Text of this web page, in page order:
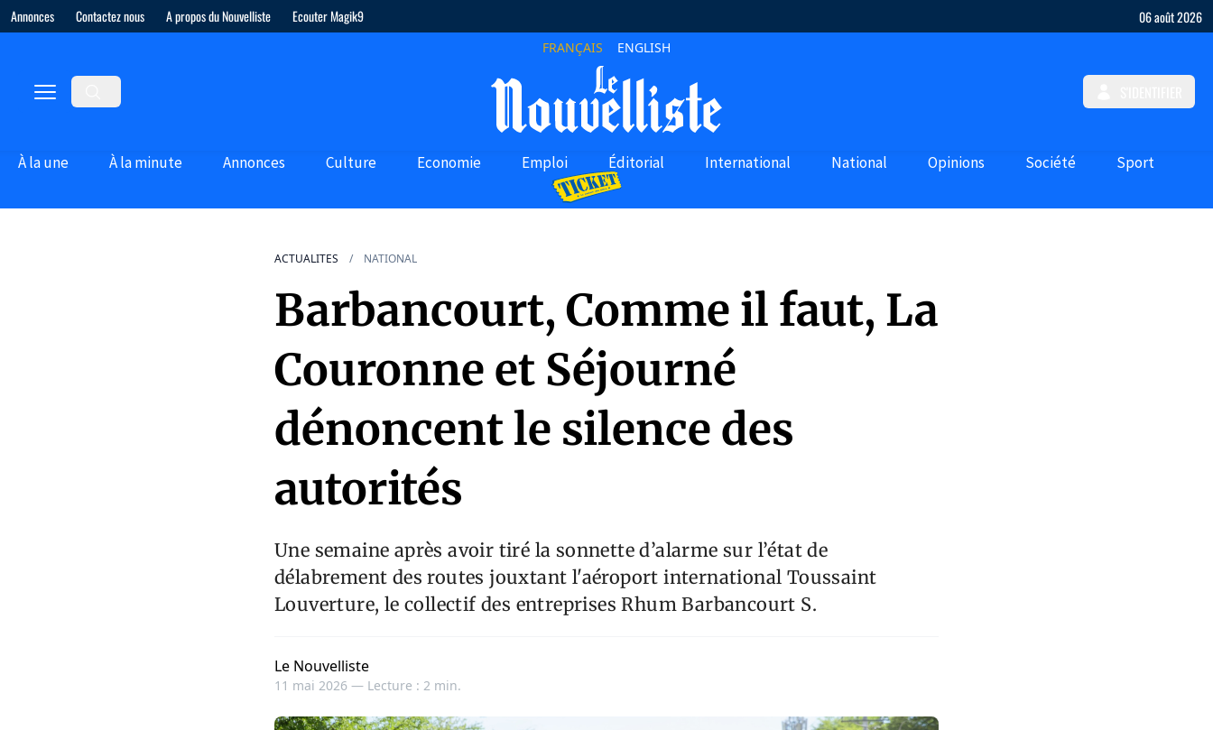
Annonces Contactez nous A propos du Nouvelliste Ecouter Magik9 06 août 2026
FRANÇAIS ENGLISH
À la une À la minute Annonces Culture Economie Emploi Éditorial International National Opinions Société Sport
ACTUALITES NATIONAL
Barbancourt, Comme il faut, La
Couronne et Séjourné
dénoncent le silence des
autorités
Une semaine après avoir tiré la sonnette d’alarme sur l’état de
délabrement des routes jouxtant l'aéroport international Toussaint
Louverture, le collectif des entreprises Rhum Barbancourt S.
Le Nouvelliste
11 mai 2026 — Lecture : 2 min.